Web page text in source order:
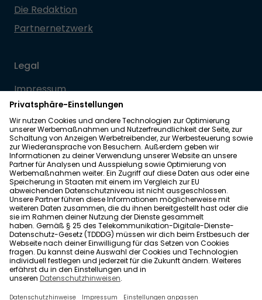
Die Redaktion
Partnernetzwerk
Legal
Impressum
Datenschutz
Allgemeine Geschäftsbedingungen
Barrierefreiheit
Wohnglück folgen